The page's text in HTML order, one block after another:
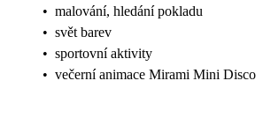
• malování, hledání pokladu
• svět barev
• sportovní aktivity
• večerní animace Mirami Mini Disco